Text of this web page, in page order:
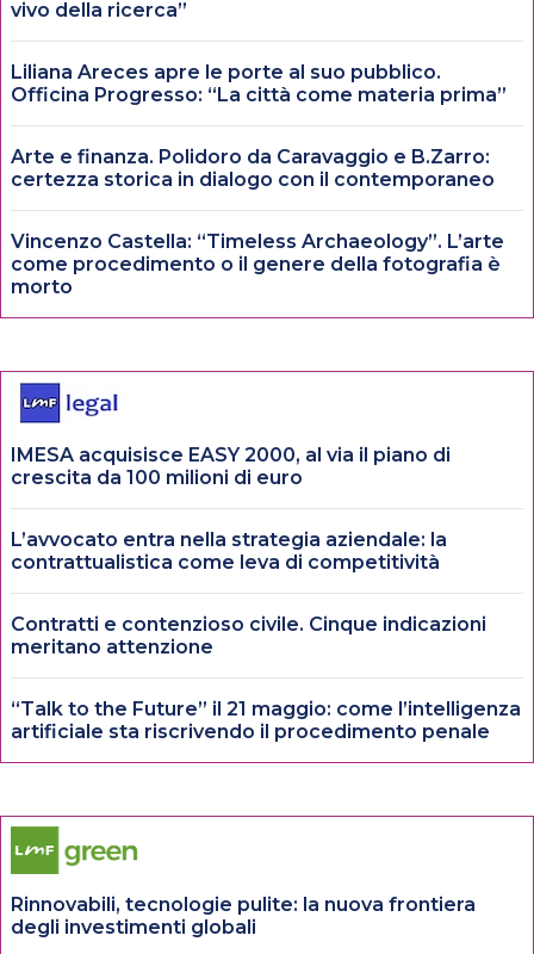
vivo della ricerca”
Liliana Areces apre le porte al suo pubblico.
Officina Progresso: “La città come materia prima”
Arte e finanza. Polidoro da Caravaggio e B.Zarro:
certezza storica in dialogo con il contemporaneo
Vincenzo Castella: “Timeless Archaeology”. L’arte
come procedimento o il genere della fotografia è
morto
IMESA acquisisce EASY 2000, al via il piano di
crescita da 100 milioni di euro
L’avvocato entra nella strategia aziendale: la
contrattualistica come leva di competitività
Contratti e contenzioso civile. Cinque indicazioni
meritano attenzione
“Talk to the Future” il 21 maggio: come l’intelligenza
artificiale sta riscrivendo il procedimento penale
Rinnovabili, tecnologie pulite: la nuova frontiera
degli investimenti globali